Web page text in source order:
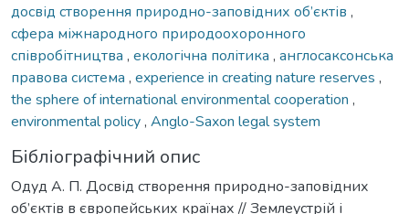
досвід створення природно-заповідних об’єктів ,
сфера міжнародного природоохоронного
співробітництва , екологічна політика , англосаксонська
правова система , experience in creating nature reserves ,
the sphere of international environmental cooperation ,
environmental policy, Anglo-Saxon legal system
Бібліографічний опис
Одуд А. П. Досвід створення природно-заповідних
об’єктів в європейських країнах // Землеустрій і